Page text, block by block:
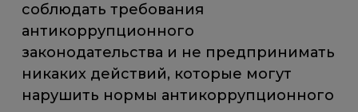
соблюдать требования
антикоррупционного
законодательства и не предпринимать
никаких действий, которые могут
нарушить нормы антикоррупционного